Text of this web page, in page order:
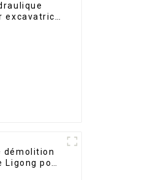
excavatrice
démolition
Ligong pour